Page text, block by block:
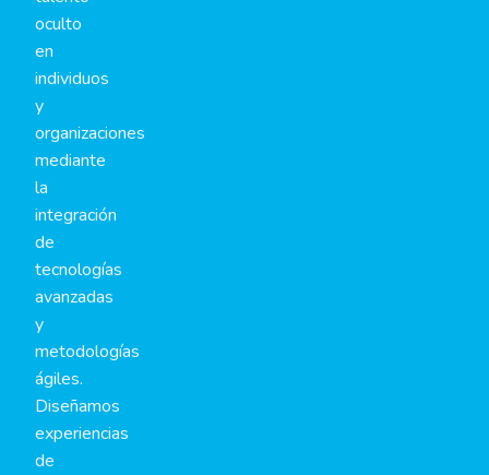
oculto
en
individuos
y
organizaciones
mediante
la
integración
de
tecnologías
avanzadas
y
metodologías
ágiles.
Diseñamos
experiencias
de